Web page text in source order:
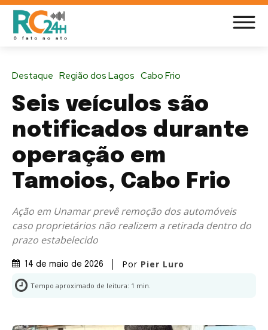
Destaque Região dos Lagos Cabo Frio
Seis veículos são
notificados durante
operação em
Tamoios, Cabo Frio
Ação em Unamar prevê remoção dos automóveis
caso proprietários não realizem a retirada dentro do
prazo estabelecido
14 de maio de 2026 Por Pier Luro
Tempo aproximado de leitura: 1 min.